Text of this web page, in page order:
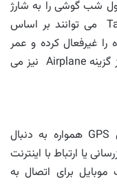
شب گوشی را به شارژ
بزنید. اما برنامه های مفیدی مانند Tasker می توانند بر اساس
غیرفعال کرده و عمر
باتری را افزایش دهند. همچنین استفاده از گزینه Airplane نیز می
بسیاری از نرم افزارها مانند نرم افزارهای GPS همواره به دنبال
یا ارتباط با اینترنت
موبایل برای اتصال به